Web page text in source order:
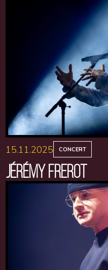
15.11.2025 CONCERT
JÉRÉMY FREROT